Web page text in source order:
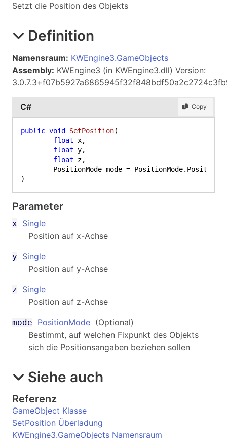
Setzt die Position des Objekts
Definition
Namensraum: KWEngine3.GameObjects
Assembly: KWEngine3 (in KWEngine3.dll) Version:
C# Copy
public void SetPosition(
float x,
float y,
float z,
)
Parameter
x
Single
Position auf x-Achse
y
Single
Position auf y-Achse
z
Single
Position auf z-Achse
mode PositionMode (Optional)
Bestimmt, auf welchen Fixpunkt des Objekts
sich die Positionsangaben beziehen sollen
Siehe auch
Referenz
GameObject Klasse
SetPosition Überladung
KWEngine3.GameObjects Namensraum